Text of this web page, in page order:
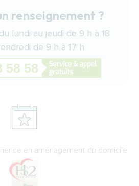
renseignement ?
lundi au jeudi de 9 h à 18
de 9 h à 17 h
en aménagement du domicile